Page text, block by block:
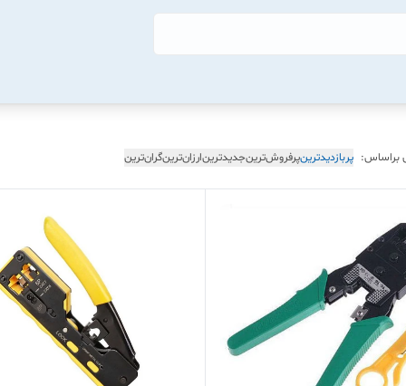
براساس: پربازدیدترینپرفروش‌ترینجدیدترینارزان‌ترینگران‌ترین